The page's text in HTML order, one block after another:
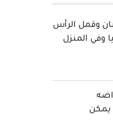
وقمل الرأس
وفي المنزل
يمكن